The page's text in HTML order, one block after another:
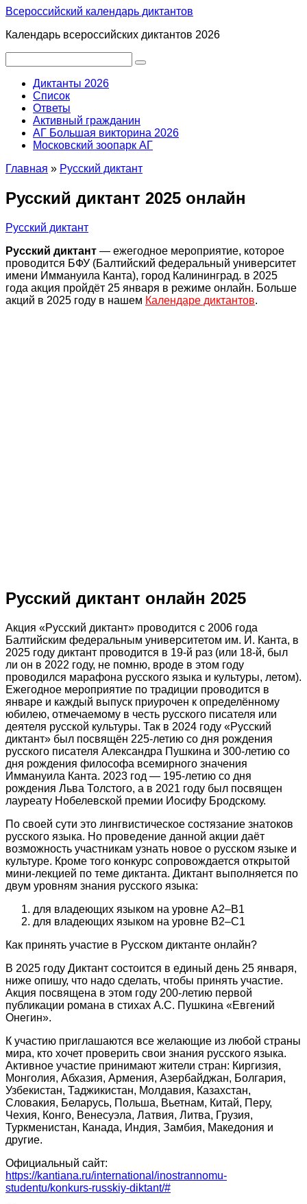
Перейти
контенту
Всероссийский календарь диктантов
Календарь всероссийских диктантов 2026
Диктанты 2026
Список
Ответы
Активный гражданин
АГ Большая викторина 2026
Московский зоопарк АГ
Главная » Русский диктант
Русский диктант 2025 онлайн
Русский диктант
Русский диктант — ежегодное мероприятие, которое
проводится БФУ (Балтийский федеральный университет
имени Иммануила Канта), город Калининград. в 2025
года акция пройдёт 25 января в режиме онлайн. Больше
акций в 2025 году в нашем Календаре диктантов.
Русский диктант онлайн 2025
Акция «Русский диктант» проводится с 2006 года
Балтийским федеральным университетом им. И. Канта, в
2025 году диктант проводится в 19-й раз (или 18-й, был
ли он в 2022 году, не помню, вроде в этом году
проводился марафона русского языка и культуры, летом).
Ежегодное мероприятие по традиции проводится в
январе и каждый выпуск приурочен к определённому
юбилею, отмечаемому в честь русского писателя или
деятеля русской культуры. Так в 2024 году «Русский
диктант» был посвящён 225-летию со дня рождения
русского писателя Александра Пушкина и 300-летию со
дня рождения философа всемирного значения
Иммануила Канта. 2023 год — 195-летию со дня
рождения Льва Толстого, а в 2021 году был посвящен
лауреату Нобелевской премии Иосифу Бродскому.
По своей сути это лингвистическое состязание знатоков
русского языка. Но проведение данной акции даёт
возможность участникам узнать новое о русском языке и
культуре. Кроме того конкурс сопровождается открытой
мини-лекцией по теме диктанта. Диктант выполняется по
двум уровням знания русского языка:
для владеющих языком на уровне A2–B1
для владеющих языком на уровне B2–C1
Как принять участие в Русском диктанте онлайн?
В 2025 году Диктант состоится в единый день 25 января,
ниже опишу, что надо сделать, чтобы принять участие.
Акция посвящена в этом году 200-летию первой
публикации романа в стихах А.С. Пушкина «Евгений
Онегин».
К участию приглашаются все желающие из любой страны
мира, кто хочет проверить свои знания русского языка.
Активное участие принимают жители стран: Киргизия,
Монголия, Абхазия, Армения, Азербайджан, Болгария,
Узбекистан, Таджикистан, Молдавия, Казахстан,
Словакия, Беларусь, Польша, Вьетнам, Китай, Перу,
Чехия, Конго, Венесуэла, Латвия, Литва, Грузия,
Туркменистан, Канада, Индия, Замбия, Македония и
другие.
Официальный сайт:
https://kantiana.ru/international/inostrannomu-
studentu/konkurs-russkiy-diktant/#